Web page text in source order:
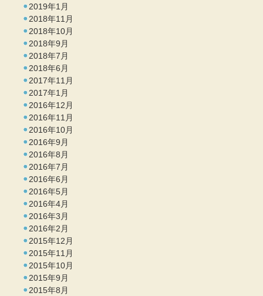
2019年1月
2018年11月
2018年10月
2018年9月
2018年7月
2018年6月
2017年11月
2017年1月
2016年12月
2016年11月
2016年10月
2016年9月
2016年8月
2016年7月
2016年6月
2016年5月
2016年4月
2016年3月
2016年2月
2015年12月
2015年11月
2015年10月
2015年9月
2015年8月